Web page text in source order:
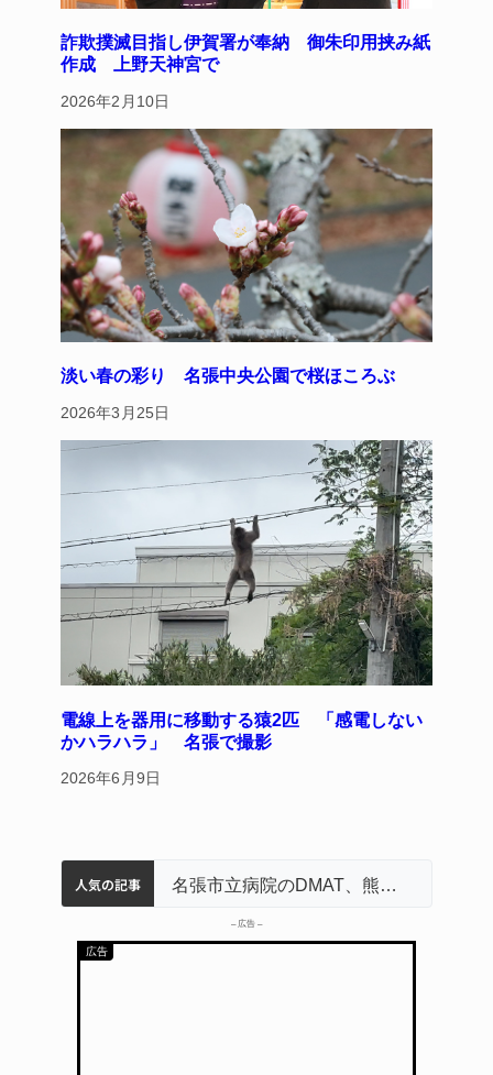
詐欺撲滅目指し伊賀署が奉納 御朱印用挟み紙
作成 上野天神宮で
2026年2月10日
淡い春の彩り 名張中央公園で桜ほころぶ
2026年3月25日
電線上を器用に移動する猿2匹 「感電しない
かハラハラ」 名張で撮影
2026年6月9日
人気の記事
名張市水道料金47％値上げへ 答申案、審議会で大筋まとまる
器物損壊容疑で83歳女逮捕 伊賀署
中学校の陶壁モニュメント 地元建設会社がボランティアで清掃 伊賀 名張市立病院のDMAT、熊本地震の被災地へ 能登以来3回目の派遣
– 広告 –